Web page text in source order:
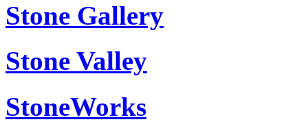
Stone Gallery
Stone Valley
StoneWorks